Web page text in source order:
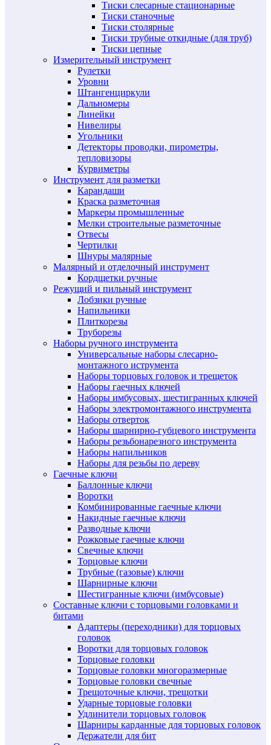
Тиски слесарные стационарные
Тиски станочные
Тиски столярные
Тиски трубные откидные (для труб)
Тиски цепные
Измерительный инструмент
Рулетки
Уровни
Штангенциркули
Дальномеры
Линейки
Нивелиры
Угольники
Детекторы проводки, пирометры,
тепловизоры
Курвиметры
Инструмент для разметки
Карандаши
Краска разметочная
Маркеры промышленные
Мелки строительные разметочные
Отвесы
Чертилки
Шнуры малярные
Малярный и отделочный инструмент
Кордщетки ручные
Режущий и пильный инструмент
Лобзики ручные
Напильники
Плиткорезы
Труборезы
Наборы ручного инструмента
Универсальные наборы слесарно-
монтажного иструмента
Наборы торцовых головок и трещеток
Наборы гаечных ключей
Наборы имбусовых, шестигранных ключей
Наборы электромонтажного инструмента
Наборы отверток
Наборы шарнирно-губцевого инструмента
Наборы резьбонарезного инструмента
Наборы напильников
Наборы для резьбы по дереву
Гаечные ключи
Баллонные ключи
Воротки
Комбинированные гаечные ключи
Накидные гаечные ключи
Разводные ключи
Рожковые гаечные ключи
Свечные ключи
Торцовые ключи
Трубные (газовые) ключи
Шарнирные ключи
Шестигранные ключи (имбусовые)
Составные ключи с торцовыми головками и
битами
Адаптеры (переходники) для торцовых
головок
Воротки для торцовых головок
Торцовые головки
Торцовые головки многоразмерные
Торцовые головки свечные
Трещоточные ключи, трещотки
Ударные торцовые головки
Удлинители торцовых головок
Шарниры карданные для торцовых головок
Держатели для бит